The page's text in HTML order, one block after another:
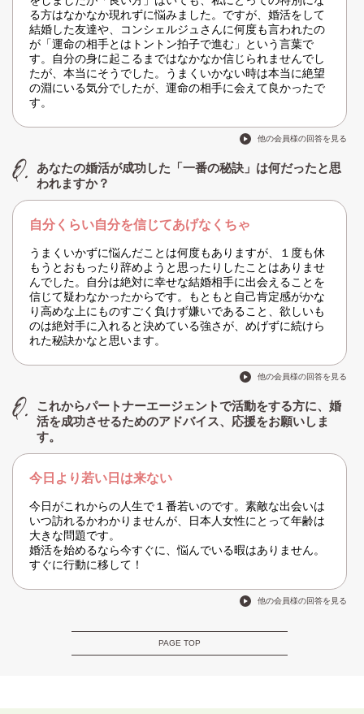
る方はなかなか現れずに悩みました。ですが、婚活をして
結婚した友達や、コンシェルジュさんに何度も言われたの
が「運命の相手とはトントン拍子で進む」という言葉で
す。自分の身に起こるまではなかなか信じられませんでし
たが、本当にそうでした。うまくいかない時は本当に絶望
の淵にいる気分でしたが、運命の相手に会えて良かったで
す。
他の会員様の回答を見る
あなたの婚活が成功した「一番の秘訣」は何だったと思
われますか？
自分くらい自分を信じてあげなくちゃ
うまくいかずに悩んだことは何度もありますが、１度も休
もうとおもったり辞めようと思ったりしたことはありませ
んでした。自分は絶対に幸せな結婚相手に出会えることを
信じて疑わなかったからです。もともと自己肯定感がかな
り高めな上にものすごく負けず嫌いであること、欲しいも
のは絶対手に入れると決めている強さが、めげずに続けら
れた秘訣かなと思います。
他の会員様の回答を見る
これからパートナーエージェントで活動をする方に、婚
活を成功させるためのアドバイス、応援をお願いしま
す。
今日より若い日は来ない
今日がこれからの人生で１番若いのです。素敵な出会いは
いつ訪れるかわかりませんが、日本人女性にとって年齢は
大きな問題です。
婚活を始めるなら今すぐに、悩んでいる暇はありません。
すぐに行動に移して！
他の会員様の回答を見る
PAGE TOP